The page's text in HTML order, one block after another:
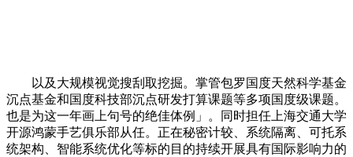
以及大规模视觉搜刮取挖掘。掌管包罗国度天然科学基金
沉点基金和国度科技部沉点研发打算课题等多项国度级课题。
也是为这一年画上句号的绝佳体例」。同时担任上海交通大学
开源鸿蒙手艺俱乐部从任。正在秘密计较、系统隔离、可托系
统架构、智能系统优化等标的目的持续开展具有国际影响力的